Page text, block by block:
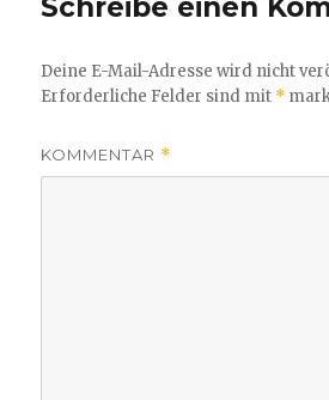
Schreibe einen
Deine E-Mail-Adresse wird nicht
Erforderliche Felder sind mit *
KOMMENTAR *